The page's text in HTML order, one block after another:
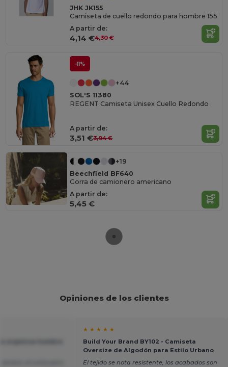
JHK JK155
Camiseta de cuello redondo para hombre 155
A partir de:
4,14 €4,30 €
-11%
+44
SOL'S 11380
REGENT Camiseta Unisex Cuello Redondo
A partir de:
3,51 €3,94 €
+19
Beechfield BF640
Gorra de camionero americano
A partir de:
5,45 €
Opiniones de los clientes
★ ★ ★ ★ ★
Build Your Brand BY102 - Camiseta
Oversize de Algodón para Estilo Urbano
El tejido se nota resistente, los acabados son